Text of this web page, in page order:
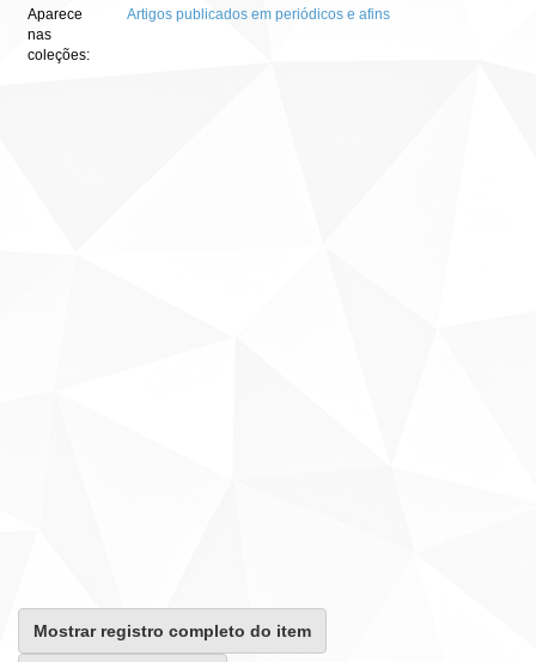
Aparece
nas
coleções:
Artigos publicados em periódicos e afins
Mostrar registro completo do item